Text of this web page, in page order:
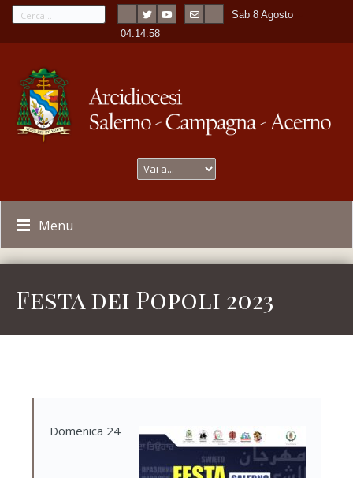
Sab 8 Agosto
-04:14:58
Menu
Festa dei Popoli 2023
Domenica 24